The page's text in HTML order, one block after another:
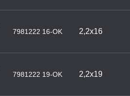
7981222 16-OK 2,2х16
7981222 19-OK 2,2х19